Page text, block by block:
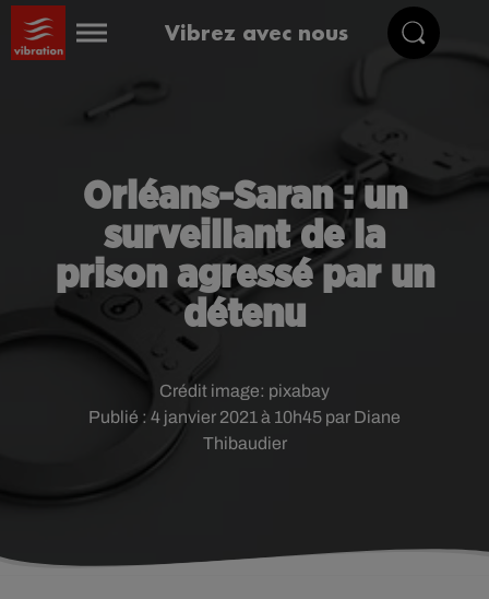
Vibrez avec nous
Orléans-Saran : un
surveillant de la
prison agressé par un
détenu
Publié : 4 janvier 2021 à 10h45 par Diane
Thibaudier
Crédit image: pixabay